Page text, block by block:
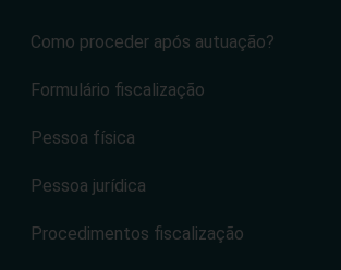
Como proceder após autuação?
Formulário fiscalização
Pessoa física
Pessoa jurídica
Procedimentos fiscalização